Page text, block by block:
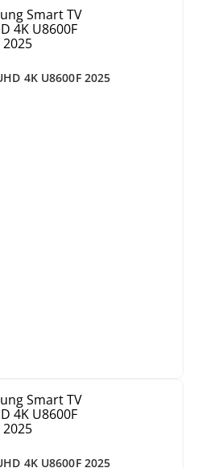
4K U8600F 2025
4K U8600F 2025